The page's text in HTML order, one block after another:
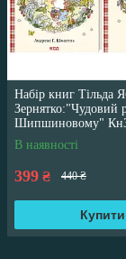
Набір книг Тільда
Зернятко:"Чудовий
Шипшиновому"
переполох" Кн 4
В наявності
399 ₴ 440 ₴
Купити